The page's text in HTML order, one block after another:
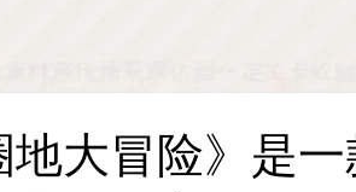
地大冒险》是